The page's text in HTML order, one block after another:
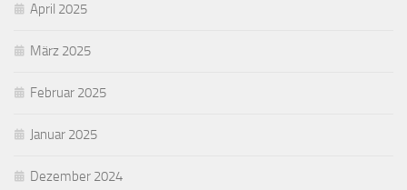
April 2025
März 2025
Februar 2025
Januar 2025
Dezember 2024